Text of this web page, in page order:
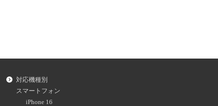
対応機種別
スマートフォン
iPhone 16